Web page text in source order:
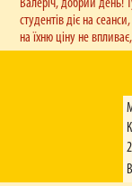
Валеріч, добрий день!
студентів діє на
на їхню ціну не